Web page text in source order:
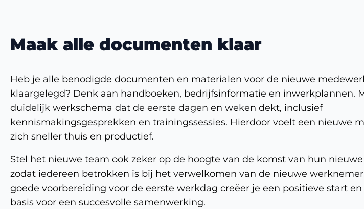
Maak alle documenten klaar
Heb je alle benodigde documenten en materialen voor de nieuwe
klaargelegd? Denk aan handboeken, bedrijfsinformatie en inwerkplannen.
duidelijk werkschema dat de eerste dagen en weken dekt, inclusief
kennismakingsgesprekken en trainingssessies. Hierdoor voelt een nieuwe
zich sneller thuis en productief.
Stel het nieuwe team ook zeker op de hoogte van de komst van hun nieuwe
zodat iedereen betrokken is bij het verwelkomen van de nieuwe
goede voorbereiding voor de eerste werkdag creëer je een positieve start
basis voor een succesvolle samenwerking.